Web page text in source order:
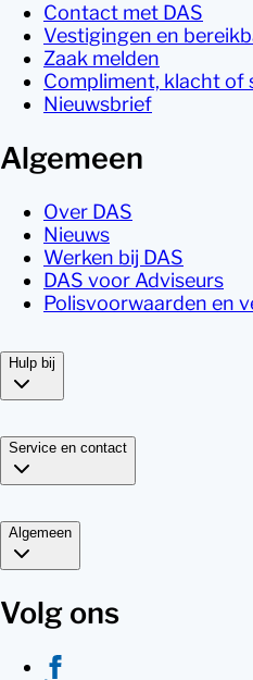
Contact met DAS
Vestigingen en
Zaak melden
Compliment, klacht of
Nieuwsbrief
Algemeen
Over DAS
Nieuws
Werken bij DAS
DAS voor Adviseurs
Polisvoorwaarden en
Hulp bij
Service en contact
Algemeen
Volg ons